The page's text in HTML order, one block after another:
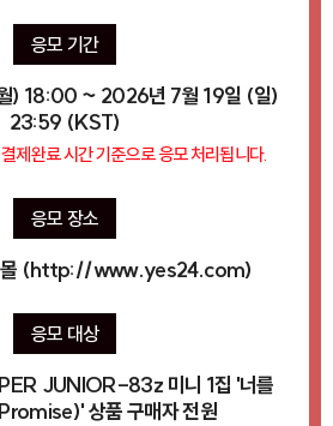
응모 기간
) 18:00 ~ 2026년 7월 19일 (일)
23:59 (KST)
제완료 시간 기준으로 응모 처리됩니다.
응모 장소
몰 (http://www.yes24.com)
응모 대상
JUNIOR-83z 미니 1집 '너를
상품 구매자 전원